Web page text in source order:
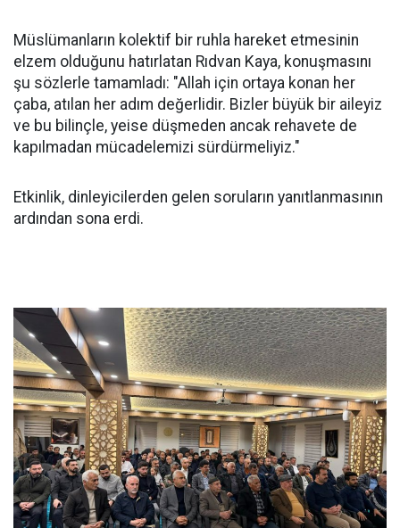
Müslümanların kolektif bir ruhla hareket etmesinin
elzem olduğunu hatırlatan Rıdvan Kaya, konuşmasını
şu sözlerle tamamladı: "Allah için ortaya konan her
çaba, atılan her adım değerlidir. Bizler büyük bir aileyiz
ve bu bilinçle, yeise düşmeden ancak rehavete de
kapılmadan mücadelemizi sürdürmeliyiz."
Etkinlik, dinleyicilerden gelen soruların yanıtlanmasının
ardından sona erdi.